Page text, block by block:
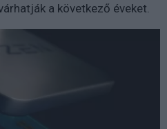
a következő éveket.